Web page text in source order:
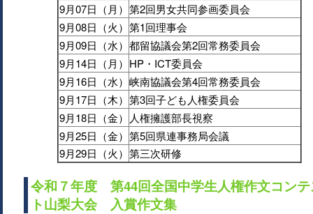
9月07日（月） 第2回男女共同参画委員会
9月08日（火） 第1回理事会
9月09日（水） 都留協議会第2回常務委員会
9月14日（月） HP・ICT委員会
9月16日（水） 峡南協議会第4回常務委員会
9月17日（木） 第3回子ども人権委員会
9月18日（金）
人権擁護部長視察
9月25日（金） 第5回県連事務局会議
9月29日（火） 第三次研修
令和７年度 第44回全国中学生人権作文コン
ト山梨大会 入賞作文集